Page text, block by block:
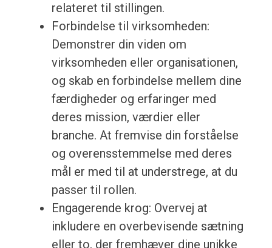
relateret til stillingen.
Forbindelse til virksomheden:
Demonstrer din viden om
virksomheden eller organisationen,
og skab en forbindelse mellem dine
færdigheder og erfaringer med
deres mission, værdier eller
branche. At fremvise din forståelse
og overensstemmelse med deres
mål er med til at understrege, at du
passer til rollen.
Engagerende krog: Overvej at
inkludere en overbevisende sætning
eller to, der fremhæver dine unikke